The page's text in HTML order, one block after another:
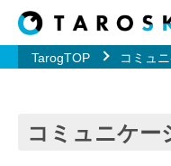
TarogTOP コミュ
コミュニケー